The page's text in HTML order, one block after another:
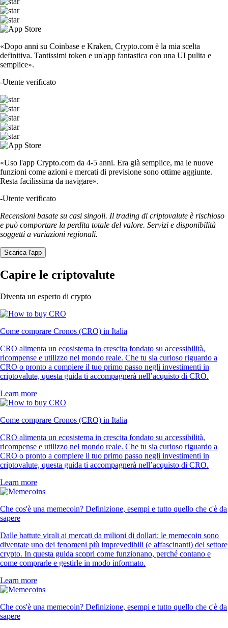
«Dopo anni su Coinbase e Kraken, Crypto.com è la mia scelta
definitiva. Tantissimi token e un'app fantastica con una UI pulita e
semplice».
-Utente verificato
«Uso l'app Crypto.com da 4-5 anni. Era già semplice, ma le nuove
funzioni come azioni e mercati di previsione sono ottime aggiunte.
Resta facilissima da navigare».
-Utente verificato
Recensioni basate su casi singoli. Il trading di criptovalute è rischioso
e può comportare la perdita totale del valore. Servizi e disponibilità
soggetti a variazioni regionali.
Scarica l'app
Capire le criptovalute
Diventa un esperto di crypto
Come comprare Cronos (CRO) in Italia
CRO alimenta un ecosistema in crescita fondato su accessibilità,
ricompense e utilizzo nel mondo reale. Che tu sia curioso riguardo a
CRO o pronto a compiere il tuo primo passo negli investimenti in
criptovalute, questa guida ti accompagnerà nell’acquisto di CRO.
Learn more
Come comprare Cronos (CRO) in Italia
CRO alimenta un ecosistema in crescita fondato su accessibilità,
ricompense e utilizzo nel mondo reale. Che tu sia curioso riguardo a
CRO o pronto a compiere il tuo primo passo negli investimenti in
criptovalute, questa guida ti accompagnerà nell’acquisto di CRO.
Learn more
Che cos'è una memecoin? Definizione, esempi e tutto quello che c'è da
sapere
Dalle battute virali ai mercati da milioni di dollari: le memecoin sono
diventate uno dei fenomeni più imprevedibili (e affascinanti) del settore
crypto. In questa guida scopri come funzionano, perché contano e
come comprarle e gestirle in modo informato.
Learn more
Che cos'è una memecoin? Definizione, esempi e tutto quello che c'è da
sapere